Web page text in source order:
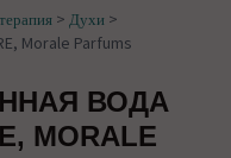
> Духи >
Morale Parfums
ВОДА
MORALE